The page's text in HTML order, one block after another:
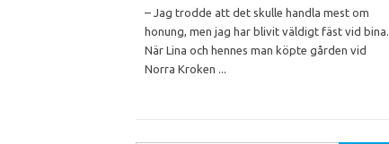
– Jag trodde att det skulle handla mest om
honung, men jag har blivit väldigt fäst vid bina.
När Lina och hennes man köpte gården vid
Norra Kroken ...